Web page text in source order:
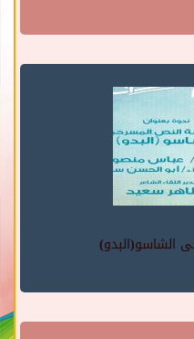
الشاسو(البدو)